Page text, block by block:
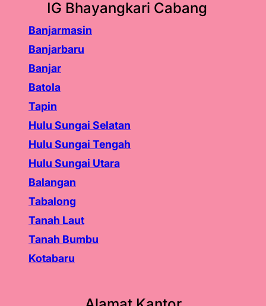
IG Bhayangkari Cabang
Banjarmasin
Banjarbaru
Banjar
Batola
Tapin
Hulu Sungai Selatan
Hulu Sungai Tengah
Hulu Sungai Utara
Balangan
Tabalong
Tanah Laut
Tanah Bumbu
Kotabaru